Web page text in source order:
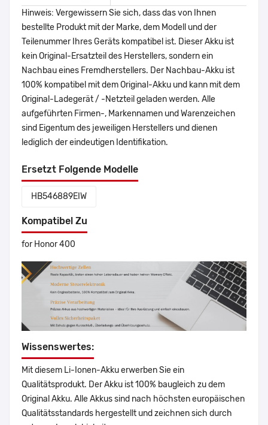
Hinweis: Vergewissern Sie sich, dass das von Ihnen
bestellte Produkt mit der Marke, dem Modell und der
Teilenummer Ihres Geräts kompatibel ist. Dieser Akku ist
kein Original-Ersatzteil des Herstellers, sondern ein
Nachbau eines Fremdherstellers. Der Nachbau-Akku ist
100% kompatibel mit dem Original-Akku und kann mit dem
Original-Ladegerät / -Netzteil geladen werden. Alle
aufgeführten Firmen-, Markennamen und Warenzeichen
sind Eigentum des jeweiligen Herstellers und dienen
lediglich der eindeutigen Identifikation.
Ersetzt Folgende Modelle
HB546889EIW
Kompatibel Zu
for Honor 400
Wissenswertes:
Mit diesem Li-Ionen-Akku erwerben Sie ein
Qualitätsprodukt. Der Akku ist 100% baugleich zu dem
Original Akku. Alle Akkus sind nach höchsten europäischen
Qualitätsstandards hergestellt und zeichnen sich durch